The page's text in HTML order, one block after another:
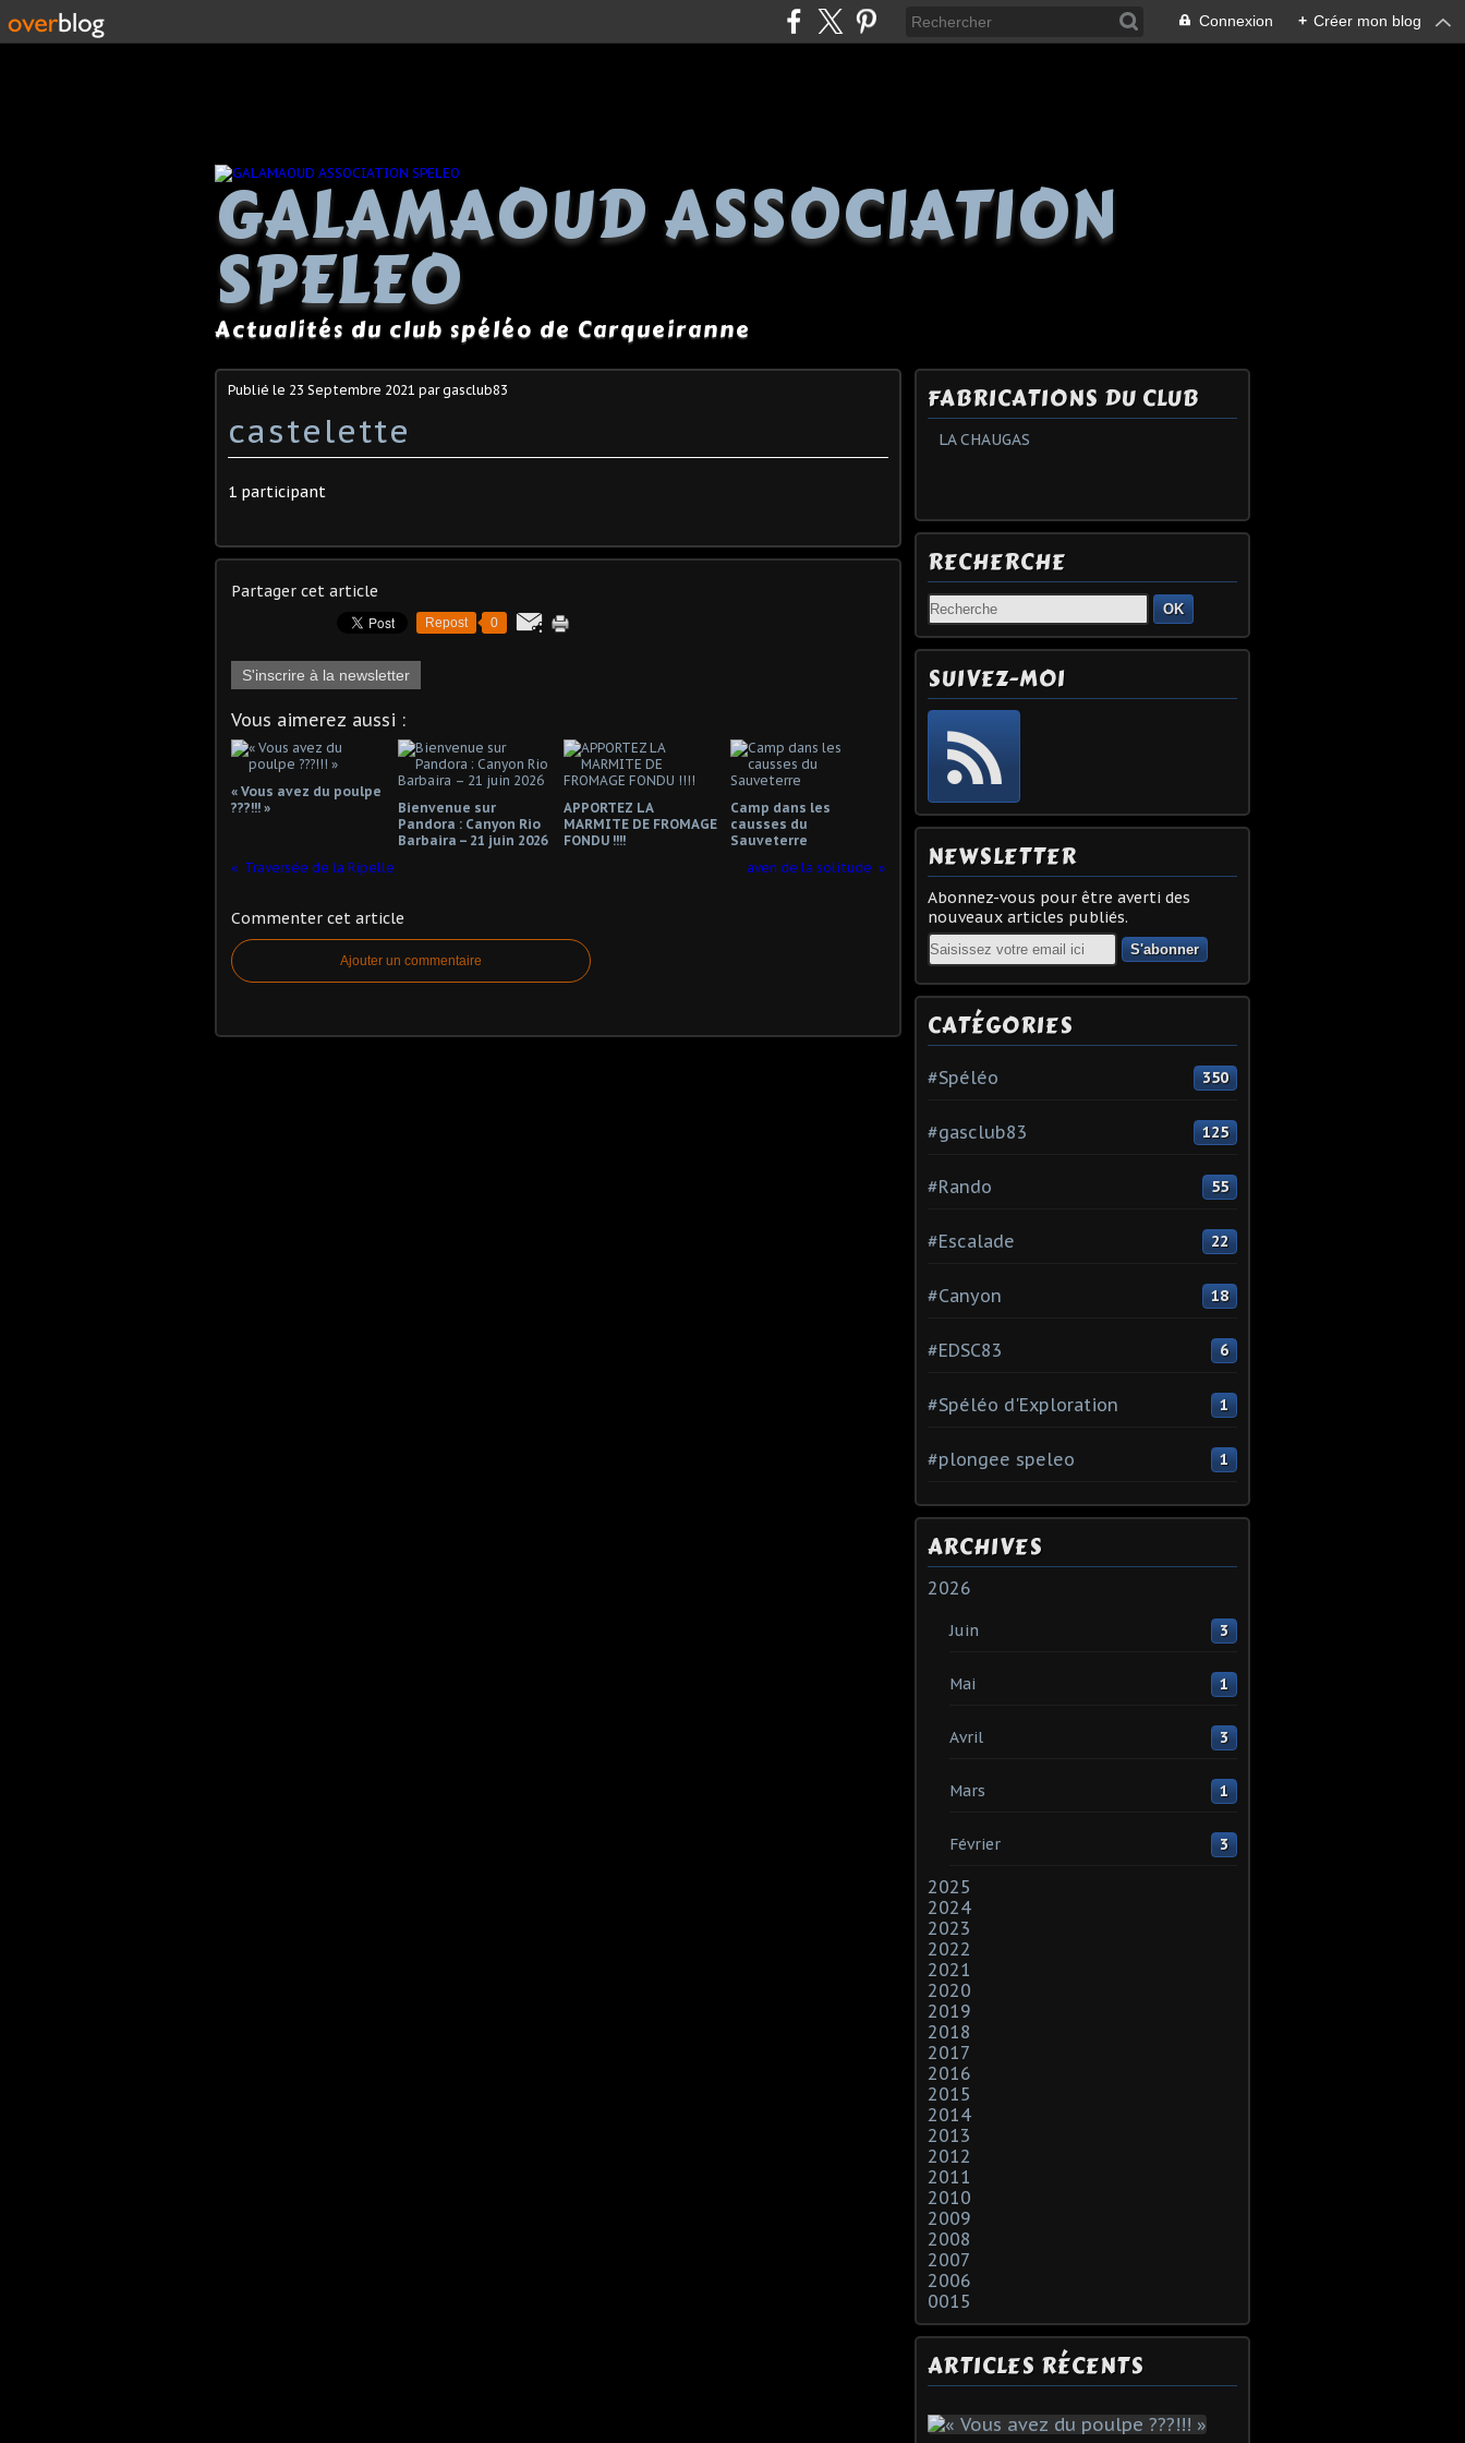
Connexion + Créer mon blog
GALAMAOUD ASSOCIATION
SPELEO
Actualités du club spéléo de Carqueiranne
Publié le 23 Septembre 2021 par gasclub83
castelette
1 participant
Partager cet article
Repost 0
S'inscrire à la newsletter
Vous aimerez aussi :
« Vous avez du poulpe
???!!! »
Bienvenue sur
Pandora : Canyon Rio
Barbaira – 21 juin 2026
APPORTEZ LA
MARMITE DE FROMAGE
FONDU !!!!
Camp dans les
causses du
Sauveterre
Traversée de la Ripelle
aven de la solitude
Commenter cet article
Ajouter un commentaire
FABRICATIONS DU CLUB
LA CHAUGAS
RECHERCHE
OK
SUIVEZ-MOI
NEWSLETTER
Abonnez-vous pour être averti des
nouveaux articles publiés.
Email
CATÉGORIES
#Spéléo 350
#gasclub83 125
#Rando 55
#Escalade 22
#Canyon 18
#EDSC83 6
#Spéléo d'Exploration 1
#plongee speleo 1
ARCHIVES
2026
Juin 3
Mai 1
Avril 3
Mars 1
Février 3
2025
2024
2023
2022
2021
2020
2019
2018
2017
2016
2015
2014
2013
2012
2011
2010
2009
2008
2007
2006
0015
ARTICLES RÉCENTS